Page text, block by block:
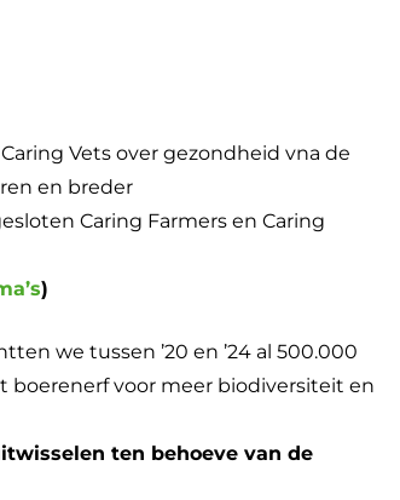
Vets over gezondheid vna de
en breder
Caring Farmers en Caring
)
we tussen ’20 en ’24 al 500.000
voor meer biodiversiteit en
ten behoeve van de